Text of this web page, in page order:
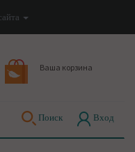
Ваша корзина
Поиск Вход